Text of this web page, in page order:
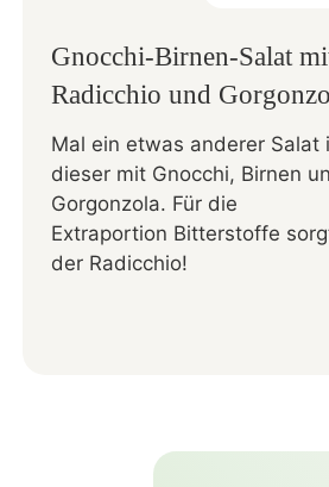
Gnocchi-Birnen-Salat
Radicchio und
Mal ein etwas anderer Salat
dieser mit Gnocchi, Birnen
Gorgonzola. Für die
Extraportion Bitterstoffe
der Radicchio!